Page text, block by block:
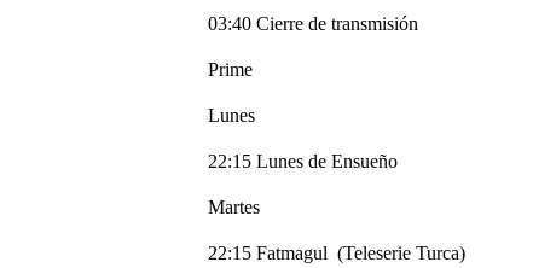
03:40 Cierre de transmisión
Prime
Lunes
22:15 Lunes de Ensueño
Martes
22:15 Fatmagul (Teleserie Turca)